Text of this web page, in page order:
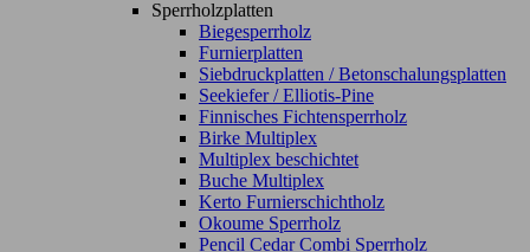
Sperrholzplatten
Biegesperrholz
Furnierplatten
Siebdruckplatten / Betonschalungsplatten
Seekiefer / Elliotis-Pine
Finnisches Fichtensperrholz
Birke Multiplex
Multiplex beschichtet
Buche Multiplex
Kerto Furnierschichtholz
Okoume Sperrholz
Pencil Cedar Combi Sperrholz